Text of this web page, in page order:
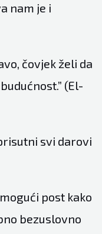
nam je i
čovjek želi da
(El-
svi darovi
post kako
bezuslovno